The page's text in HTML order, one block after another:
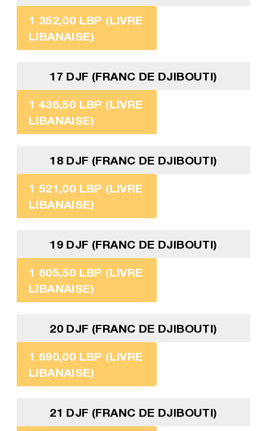
1 352,00 LBP (LIVRE
LIBANAISE)
17 DJF (FRANC DE DJIBOUTI)
1 436,50 LBP (LIVRE
LIBANAISE)
18 DJF (FRANC DE DJIBOUTI)
1 521,00 LBP (LIVRE
LIBANAISE)
19 DJF (FRANC DE DJIBOUTI)
1 605,50 LBP (LIVRE
LIBANAISE)
20 DJF (FRANC DE DJIBOUTI)
1 690,00 LBP (LIVRE
LIBANAISE)
21 DJF (FRANC DE DJIBOUTI)